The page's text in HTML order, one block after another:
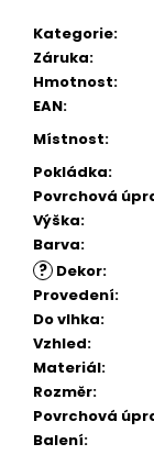
Kategorie:
Záruka:
Hmotnost:
EAN:
Místnost:
Pokládka:
Povrchová
Výška:
Barva:
? Dekor:
Provedení:
Do vlhka:
Vzhled:
Materiál:
Rozměr:
Povrchová
Balení: